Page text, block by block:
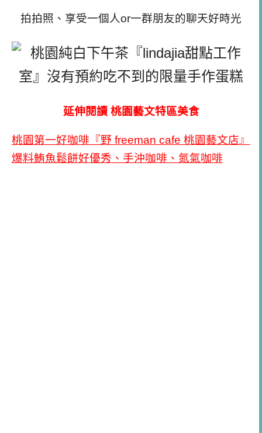
拍拍照、享受一個人or一群朋友的聊天好時光
延伸閱讀 桃園藝文特區美食
桃園第一好咖啡『野 freeman cafe 桃園藝文店』
爆料鮪魚鬆餅好優秀、手沖咖啡、氮氣咖啡